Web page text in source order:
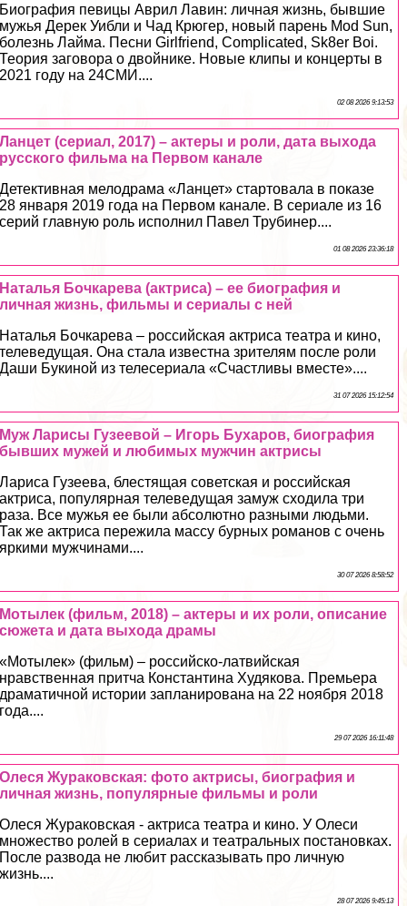
Биография певицы Аврил Лавин: личная жизнь, бывшие
мужья Дерек Уибли и Чад Крюгер, новый парень Mod Sun,
болезнь Лайма. Песни Girlfriend, Complicated, Sk8er Boi.
Теория заговора о двойнике. Новые клипы и концерты в
2021 году на 24СМИ....
02 08 2026 9:13:53
Ланцет (сериал, 2017) – актеры и роли, дата выхода
русского фильма на Первом канале
Детективная мелодрама «Ланцет» стартовала в показе
28 января 2019 года на Первом канале. В сериале из 16
серий главную роль исполнил Павел Трубинер....
01 08 2026 23:36:18
Наталья Бочкарева (актриса) – ее биография и
личная жизнь, фильмы и сериалы с ней
Наталья Бочкарева – российская актриса театра и кино,
телеведущая. Она стала известна зрителям после роли
Даши Букиной из телесериала «Счастливы вместе»....
31 07 2026 15:12:54
Муж Ларисы Гузеевой – Игорь Бухаров, биография
бывших мужей и любимых мужчин актрисы
Лариса Гузеева, блестящая советская и российская
актриса, популярная телеведущая замуж сходила три
раза. Все мужья ее были абсолютно разными людьми.
Так же актриса пережила массу бурных романов с очень
яркими мужчинами....
30 07 2026 8:58:52
Мотылек (фильм, 2018) – актеры и их роли, описание
сюжета и дата выхода драмы
«Мотылек» (фильм) – российско-латвийская
нравственная притча Константина Худякова. Премьера
драматичной истории запланирована на 22 ноября 2018
года....
29 07 2026 16:11:48
Олеся Жуpaковская: фото актрисы, биография и
личная жизнь, популярные фильмы и роли
Олеся Жуpaковская - актриса театра и кино. У Олеси
множество ролей в сериалах и театральных постановках.
После развода не любит рассказывать про личную
жизнь....
28 07 2026 9:45:13